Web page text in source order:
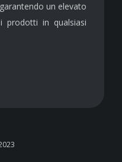
un elevato
prodotti in qualsiasi